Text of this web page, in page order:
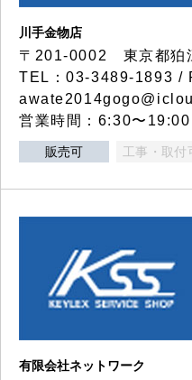
川手金物店
〒201-0002 東京都狛
TEL：03-3489-1893 /
営業時間：6:30〜
販売可 工事・取付
有限会社ネットワーク